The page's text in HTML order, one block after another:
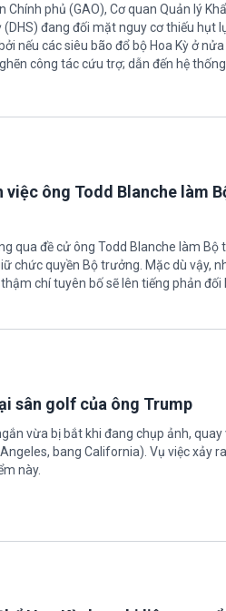
phủ (GAO), Cơ quan Quản lý
nếu các siêu bão đổ bộ Hoa Kỳ ở
công tác cứu trợ; dẫn đến hệ
ông Todd Blanche làm
qua đề cử ông Todd Blanche làm Bộ
chức quyền Bộ trưởng. Mặc dù vậy,
chí tuyên bố sẽ lên tiếng phản đối
sân golf của ông Trump
vừa bị bắt khi đang chụp ảnh, quay
bang California). Vụ việc xảy
này.